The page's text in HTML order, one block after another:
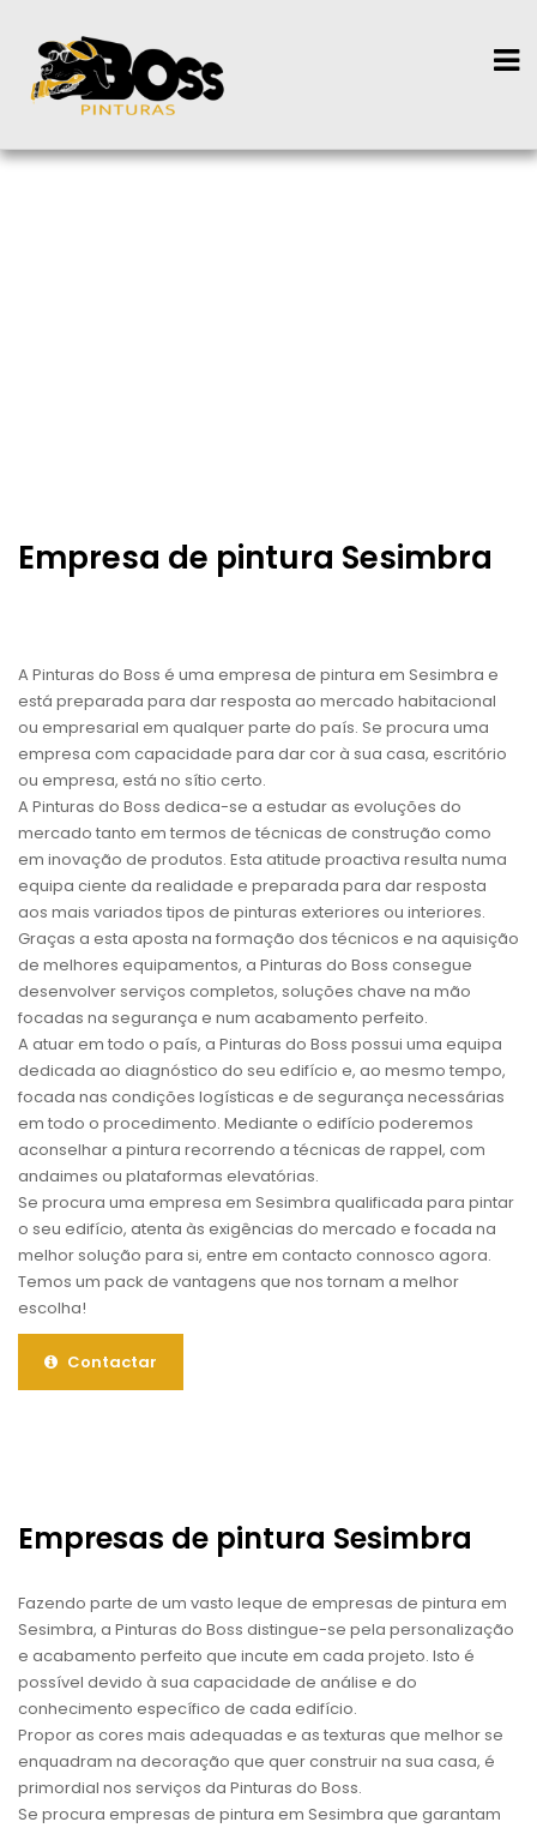
Empresa de pintura Sesimbra
A Pinturas do Boss é uma empresa de pintura em Sesimbra e
está preparada para dar resposta ao mercado habitacional
ou empresarial em qualquer parte do país. Se procura uma
empresa com capacidade para dar cor à sua casa, escritório
ou empresa, está no sítio certo.
A Pinturas do Boss dedica-se a estudar as evoluções do
mercado tanto em termos de técnicas de construção como
em inovação de produtos. Esta atitude proactiva resulta numa
equipa ciente da realidade e preparada para dar resposta
aos mais variados tipos de pinturas exteriores ou interiores.
Graças a esta aposta na formação dos técnicos e na aquisição
de melhores equipamentos, a Pinturas do Boss consegue
desenvolver serviços completos, soluções chave na mão
focadas na segurança e num acabamento perfeito.
A atuar em todo o país, a Pinturas do Boss possui uma equipa
dedicada ao diagnóstico do seu edifício e, ao mesmo tempo,
focada nas condições logísticas e de segurança necessárias
em todo o procedimento. Mediante o edifício poderemos
aconselhar a pintura recorrendo a técnicas de rappel, com
andaimes ou plataformas elevatórias.
Se procura uma empresa em Sesimbra qualificada para pintar
o seu edifício, atenta às exigências do mercado e focada na
melhor solução para si, entre em contacto connosco agora.
Temos um pack de vantagens que nos tornam a melhor
escolha!
Contactar
Empresas de pintura Sesimbra
Fazendo parte de um vasto leque de empresas de pintura em
Sesimbra, a Pinturas do Boss distingue-se pela personalização
e acabamento perfeito que incute em cada projeto. Isto é
possível devido à sua capacidade de análise e do
conhecimento específico de cada edifício.
Propor as cores mais adequadas e as texturas que melhor se
enquadram na decoração que quer construir na sua casa, é
primordial nos serviços da Pinturas do Boss.
Se procura empresas de pintura em Sesimbra que garantam